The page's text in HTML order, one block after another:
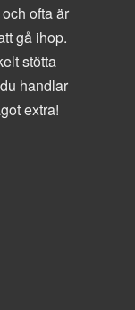
ofta är
gå ihop.
stötta
handlar
extra!